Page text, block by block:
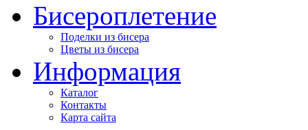
Бисероплетение
Поделки из бисера
Цветы из бисера
Информация
Каталог
Контакты
Карта сайта